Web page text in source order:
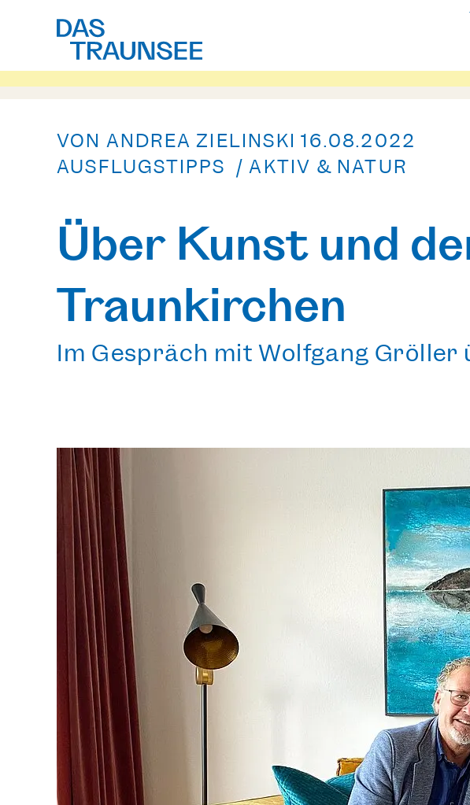
VON ANDREA ZIELINSKI 16.08.2022
AUSFLUGSTIPPS / AKTIV & NATUR
Über Kunst und
Traunkirchen
Im Gespräch mitWolfgang Gröller